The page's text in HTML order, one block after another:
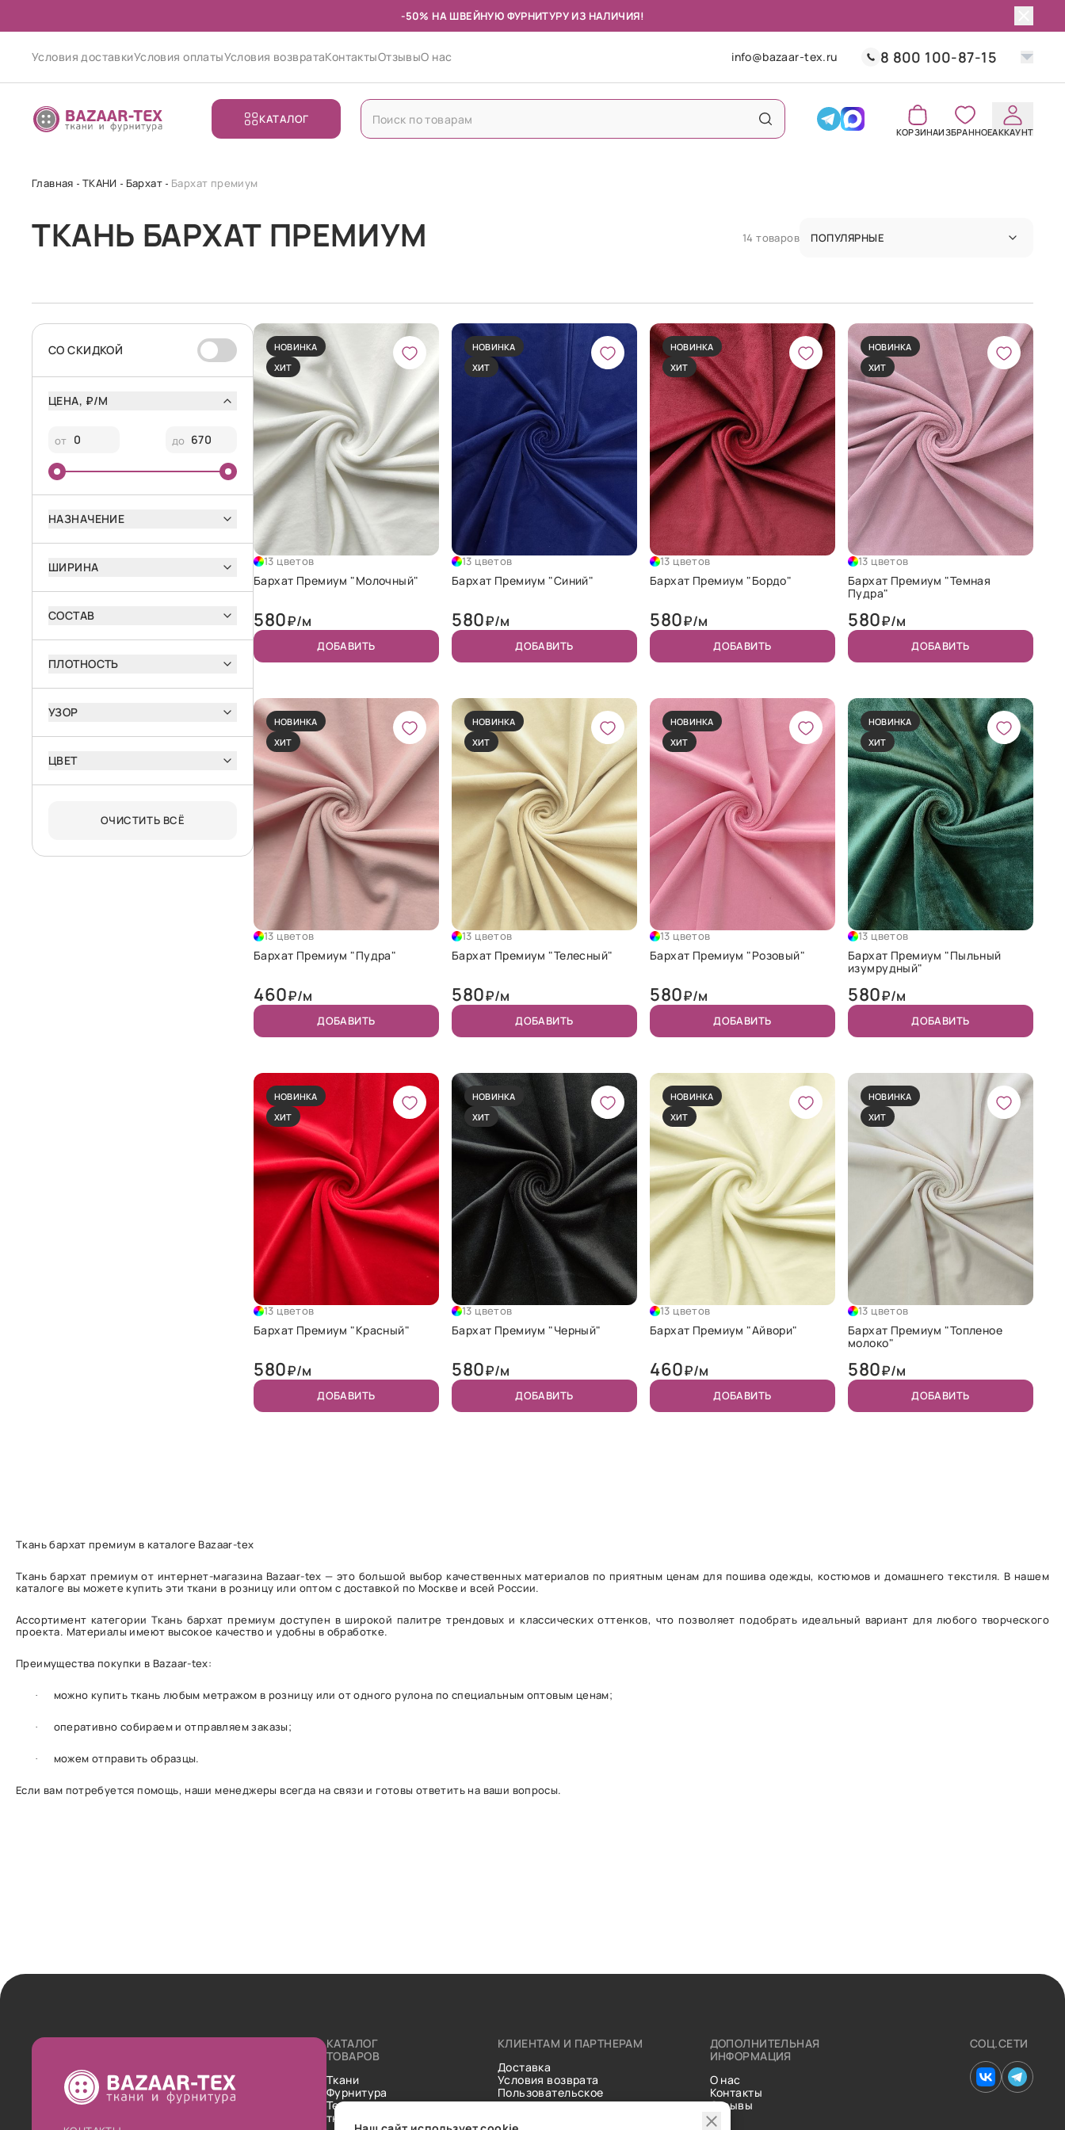
-50% НА ШВЕЙНУЮ ФУРНИТУРУ ИЗ НАЛИЧИЯ!
Условия доставкиУсловия оплатыУсловия возвратаКонтактыОтзывыО нас info@bazaar-tex.ru 8 800 100-87-15
КАТАЛОГ
КОРЗИНАИЗБРАННОЕАККАУНТ
Главная ТКАНИ Бархат Бархат премиум
ТКАНЬ БАРХАТ ПРЕМИУМ 14 товаров ПОПУЛЯРНЫЕ
CО СКИДКОЙ
ЦЕНА, ₽/М
от до
НАЗНАЧЕНИЕ
ШИРИНА
СОСТАВ
ПЛОТНОСТЬ
УЗОР
ЦВЕТ
ОЧИСТИТЬ ВСЁ
НОВИНКА
ХИТ
13 цветов
Бархат Премиум "Молочный"
580₽/м
ДОБАВИТЬ
НОВИНКА
ХИТ
13 цветов
Бархат Премиум "Синий"
580₽/м
ДОБАВИТЬ
НОВИНКА
ХИТ
13 цветов
Бархат Премиум "Бордо"
580₽/м
ДОБАВИТЬ
НОВИНКА
ХИТ
13 цветов
Бархат Премиум "Темная
Пудра"
580₽/м
ДОБАВИТЬ
НОВИНКА
ХИТ
13 цветов
Бархат Премиум "Пудра"
460₽/м
ДОБАВИТЬ
НОВИНКА
ХИТ
13 цветов
Бархат Премиум "Телесный"
580₽/м
ДОБАВИТЬ
НОВИНКА
ХИТ
13 цветов
Бархат Премиум "Розовый"
580₽/м
ДОБАВИТЬ
НОВИНКА
ХИТ
13 цветов
Бархат Премиум "Пыльный
изумрудный"
580₽/м
ДОБАВИТЬ
НОВИНКА
ХИТ
13 цветов
Бархат Премиум "Красный"
580₽/м
ДОБАВИТЬ
НОВИНКА
ХИТ
13 цветов
Бархат Премиум "Черный"
580₽/м
ДОБАВИТЬ
НОВИНКА
ХИТ
13 цветов
Бархат Премиум "Айвори"
460₽/м
ДОБАВИТЬ
НОВИНКА
ХИТ
13 цветов
Бархат Премиум "Топленое
молоко"
580₽/м
ДОБАВИТЬ
Ткань бархат премиум в каталоге Bazaar-tex
Ткань бархат премиум от интернет-магазина Bazaar-tex — это большой выбор качественных материалов по приятным ценам для пошива одежды, костюмов и домашнего текстиля. В нашем
каталоге вы можете купить эти ткани в розницу или оптом с доставкой по Москве и всей России.
Ассортимент категории Ткань бархат премиум доступен в широкой палитре трендовых и классических оттенков, что позволяет подобрать идеальный вариант для любого творческого
проекта. Материалы имеют высокое качество и удобны в обработке.
Преимущества покупки в Bazaar-tex:
· можно купить ткань любым метражом в розницу или от одного рулона по специальным оптовым ценам;
· оперативно собираем и отправляем заказы;
· можем отправить образцы.
Если вам потребуется помощь, наши менеджеры всегда на связи и готовы ответить на ваши вопросы.
КАТАЛОГ
ТОВАРОВ
Ткани
Фурнитура
Технические
ткани
КЛИЕНТАМ И ПАРТНЕРАМ
Доставка
Условия возврата
Пользовательское
соглашение
ДОПОЛНИТЕЛЬНАЯ
ИНФОРМАЦИЯ
О нас
Контакты
Отзывы
СОЦ.СЕТИ